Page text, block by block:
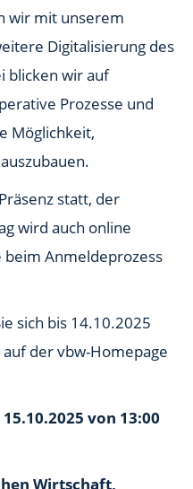
wir mit unserem
Digitalisierung des
blicken wir auf
Prozesse und
Möglichkeit,
statt, der
wird auch online
beim Anmeldeprozess
sich bis 14.10.2025
auf der vbw-Homepage
von 13:00
Wirtschaft,